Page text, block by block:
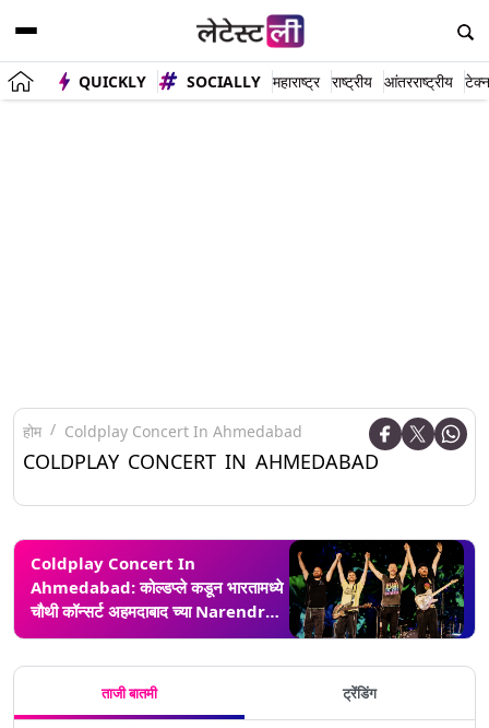
QUICKLY SOCIALLY महाराष्ट्र राष्ट्रीय आंतरराष्ट्रीय
होम Coldplay Concert In Ahmedabad
COLDPLAY CONCERT IN AHMEDABAD
Coldplay Concert In
Ahmedabad: कोल्डप्ले कडून भारतामध्ये
चौथी कॉन्सर्ट अहमदाबाद च्या Narendra
Modi Stadium वर; तिकीट विक्री 16
ताजी बातमी ट्रेंडिंग